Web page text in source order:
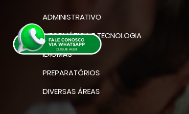
ADMINISTRATIVO
INFORMÁTICA E TECNOLOGIA
IDIOMAS
PREPARATÓRIOS
DIVERSAS ÁREAS